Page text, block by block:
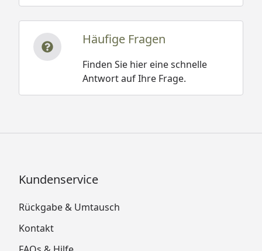
Häufige Fragen
Finden Sie hier eine schnelle
Antwort auf Ihre Frage.
Kundenservice
Rückgabe & Umtausch
Kontakt